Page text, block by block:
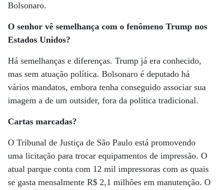
Bolsonaro.
O senhor vê semelhança com o fenômeno Trump nos
Estados Unidos?
Há semelhanças e diferenças. Trump já era conhecido,
mas sem atuação política. Bolsonaro é deputado há
vários mandatos, embora tenha conseguido associar sua
imagem a de um outsider, fora da política tradicional.
Cartas marcadas?
O Tribunal de Justiça de São Paulo está promovendo
uma licitação para trocar equipamentos de impressão. O
atual parque conta com 12 mil impressoras com as quais
se gasta mensalmente R$ 2,1 milhões em manutenção. O